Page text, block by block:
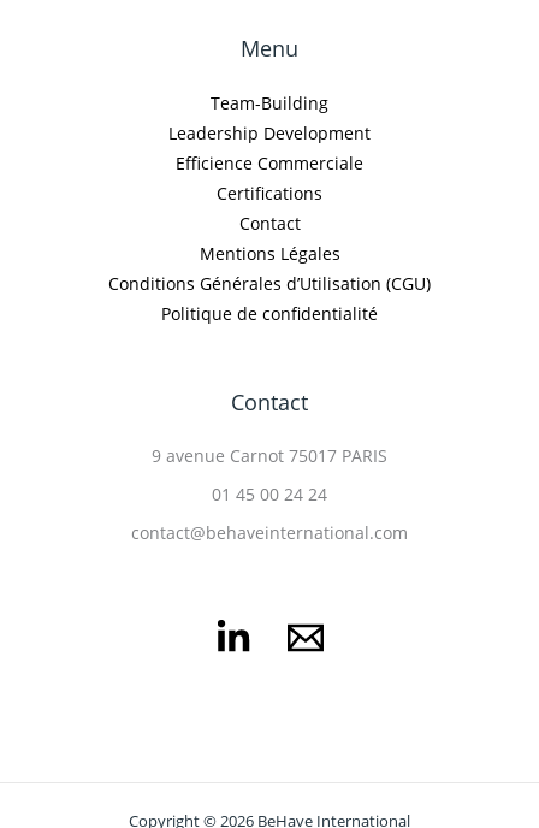
Menu
Team-Building
Leadership Development
Efficience Commerciale
Certifications
Contact
Mentions Légales
Conditions Générales d’Utilisation (CGU)
Politique de confidentialité
Contact
9 avenue Carnot 75017 PARIS
01 45 00 24 24
contact@behaveinternational.com
Copyright © 2026 BeHave International